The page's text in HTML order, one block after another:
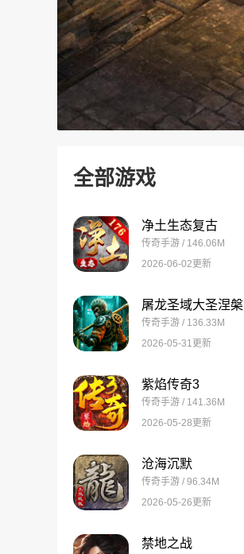
全部游戏
净土生态复古
传奇手游 / 146.06M
2026-06-02更新
屠龙圣域大圣涅槃
传奇手游 / 136.33M
2026-05-31更新
紫焰传奇3
传奇手游 / 141.36M
2026-05-28更新
沧海沉默
传奇手游 / 96.34M
2026-05-26更新
禁地之战